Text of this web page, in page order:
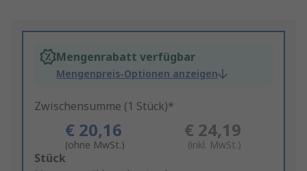
Mengenrabatt verfügbar
Mengenpreis-Optionen anzeigen
Zwischensumme (1 Stück)*
€ 20,16
(ohne MwSt.)
€ 24,19
(inkl. MwSt.)
Add
Stück